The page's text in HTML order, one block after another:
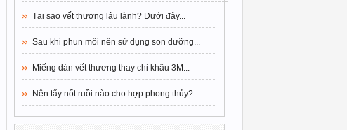
Tại sao vết thương lâu lành? Dưới đây...
Sau khi phun môi nên sử dụng son dưỡng...
Miếng dán vết thương thay chỉ khâu 3M...
Nên tẩy nốt ruồi nào cho hợp phong thủy?